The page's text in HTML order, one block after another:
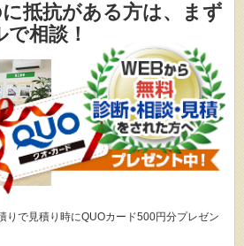
抵抗がある方は、
まず
相談！
りで見積り時にQUOカード500円分プレゼン